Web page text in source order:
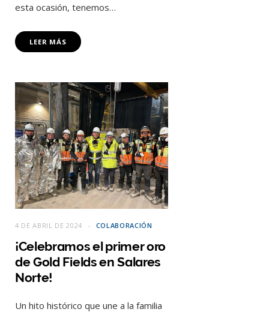
esta ocasión, tenemos…
LEER MÁS
4 DE ABRIL DE 2024 COLABORACIÓN
¡Celebramos el primer oro
de Gold Fields en Salares
Norte!
Un hito histórico que une a la familia